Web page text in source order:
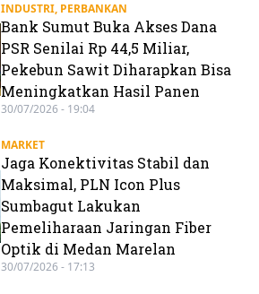
INDUSTRI, PERBANKAN
Bank Sumut Buka Akses Dana
PSR Senilai Rp 44,5 Miliar,
Pekebun Sawit Diharapkan Bisa
Meningkatkan Hasil Panen
30/07/2026 - 19:04
MARKET
Jaga Konektivitas Stabil dan
Maksimal, PLN Icon Plus
Sumbagut Lakukan
Pemeliharaan Jaringan Fiber
Optik di Medan Marelan
30/07/2026 - 17:13